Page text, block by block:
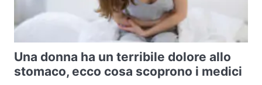
Una donna ha un terribile dolore allo
stomaco, ecco cosa scoprono i medici